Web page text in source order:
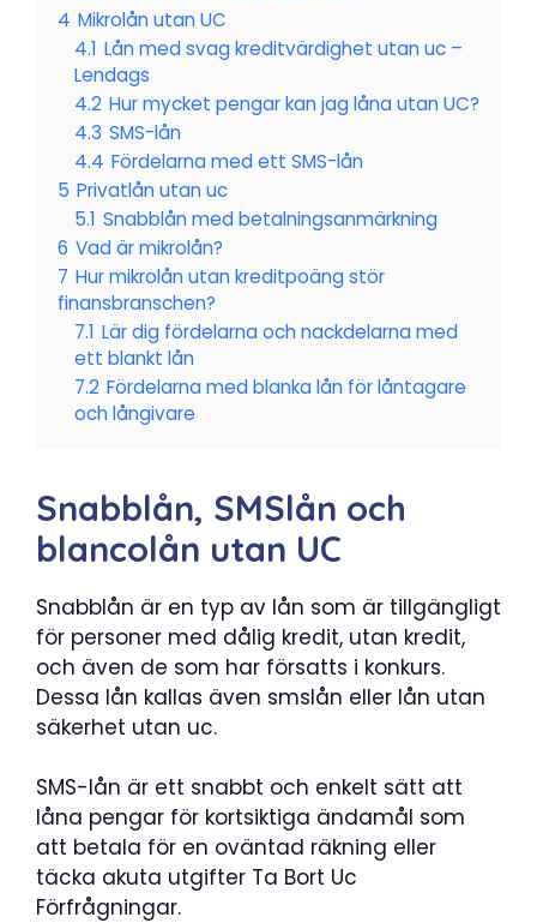
4 Mikrolån utan UC
4.1 Lån med svag kreditvärdighet utan uc –
Lendags
4.2 Hur mycket pengar kan jag låna utan UC?
4.3 SMS-lån
4.4 Fördelarna med ett SMS-lån
5 Privatlån utan uc
5.1 Snabblån med betalningsanmärkning
6 Vad är mikrolån?
7 Hur mikrolån utan kreditpoäng stör
finansbranschen?
7.1 Lär dig fördelarna och nackdelarna med
ett blankt lån
7.2 Fördelarna med blanka lån för låntagare
och långivare
Snabblån, SMSlån och
blancolån utan UC
Snabblån är en typ av lån som är tillgängligt
för personer med dålig kredit, utan kredit,
och även de som har försatts i konkurs.
Dessa lån kallas även smslån eller lån utan
säkerhet utan uc.
SMS-lån är ett snabbt och enkelt sätt att
låna pengar för kortsiktiga ändamål som
att betala för en oväntad räkning eller
täcka akuta utgifter Ta Bort Uc
Förfrågningar.